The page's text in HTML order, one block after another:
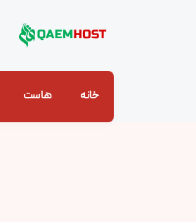
خانه هاست